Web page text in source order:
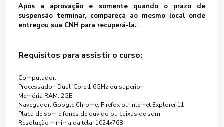
Após a aprovação e somente quando o prazo de
suspensão terminar, compareça ao mesmo local onde
entregou sua CNH para recuperá-la.
Requisitos para assistir o curso:
Computador:
Processador: Dual-Core 1.6GHz ou superior
Memória RAM: 2GB
Navegador: Google Chrome, Firefox ou Internet Explorer 11
Placa de som e fones de ouvido ou caixas de som
Resolução mínima da tela: 1024x768